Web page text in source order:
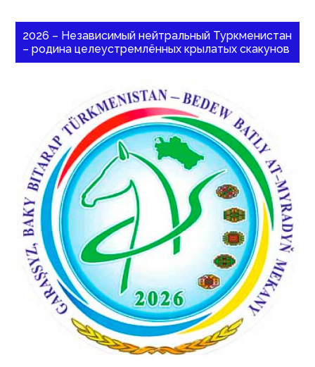
2026 – Независимый нейтральный Туркменистан
– родина целеустремлённых крылатых скакунов